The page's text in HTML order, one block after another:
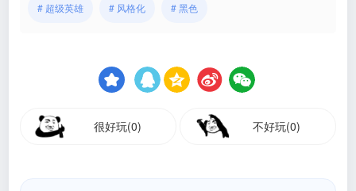
# 超级英雄 # 风格化 # 黑色
很好玩(0) 不好玩(0)